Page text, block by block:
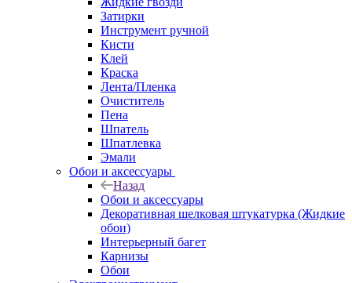
Затирки
Инструмент ручной
Кисти
Клей
Краска
Лента/Пленка
Очиститель
Пена
Шпатель
Шпатлевка
Эмали
Обои и аксессуары
Назад
Обои и аксессуары
Декоративная шелковая штукатурка (Жидкие
обои)
Интерьерный багет
Карнизы
Обои